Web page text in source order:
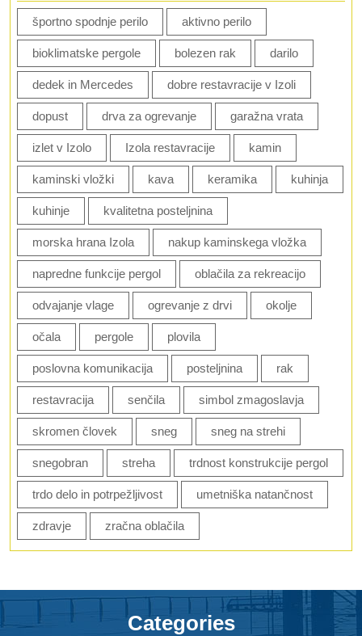
športno spodnje perilo aktivno perilo
bioklimatske pergole bolezen rak darilo
dedek in Mercedes dobre restavracije v Izoli
dopust drva za ogrevanje garažna vrata
izlet v Izolo Izola restavracije kamin
kaminski vložki kava keramika kuhinja
kuhinje kvalitetna posteljnina
morska hrana Izola nakup kaminskega vložka
napredne funkcije pergol oblačila za rekreacijo
odvajanje vlage ogrevanje z drvi okolje
očala pergole plovila
poslovna komunikacija posteljnina rak
restavracija senčila simbol zmagoslavja
skromen človek sneg sneg na strehi
snegobran streha trdnost konstrukcije pergol
trdo delo in potrpežljivost umetniška natančnost
zdravje zračna oblačila
Categories